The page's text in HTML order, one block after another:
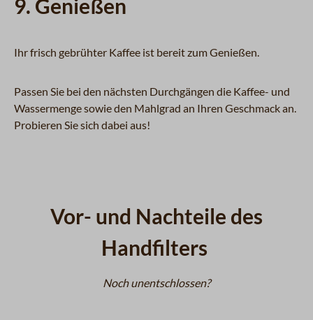
9. Genießen
Ihr frisch gebrühter Kaffee ist bereit zum Genießen.
Passen Sie bei den nächsten Durchgängen die Kaffee- und
Wassermenge sowie den Mahlgrad an Ihren Geschmack an.
Probieren Sie sich dabei aus!
Vor- und Nachteile des
Handfilters
Noch unentschlossen?